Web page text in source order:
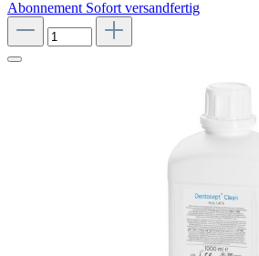
Abonnement Sofort versandfertig